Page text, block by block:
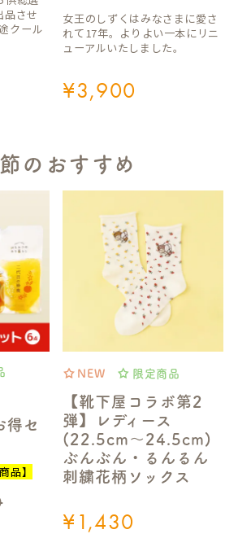
品させ
クール
¥3,900
女王のしずくはみなさまに愛さ
れて17年。よりよい一本にリニ
ューアルいたしました。
のおすすめ
得セ
品】
【靴下屋コラボ第2
弾】レディース
(22.5cm～24.5cm)
ぶんぶん・るんるん
刺繍花柄ソックス
NEW 限定商品
¥1,430